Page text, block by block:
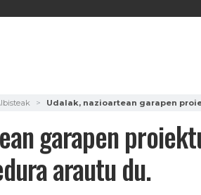
Udalak, nazioartean garapen
garapen
arautu du.